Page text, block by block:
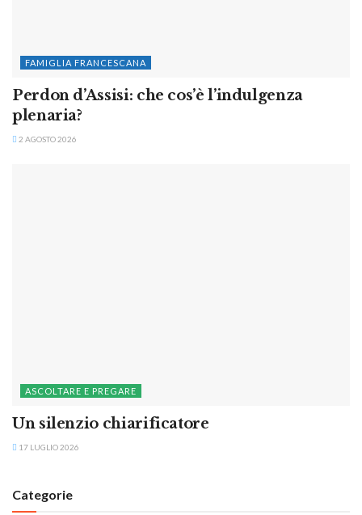
FAMIGLIA FRANCESCANA
Perdon d’Assisi: che cos’è l’indulgenza
plenaria?
2 AGOSTO 2026
ASCOLTARE E PREGARE
Un silenzio chiarificatore
17 LUGLIO 2026
Categorie